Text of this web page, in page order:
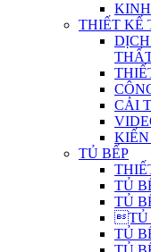
THIẾT KẾ
CẢI
TỦ BẾP
TỦ
TỦ
TỦ
TỦ